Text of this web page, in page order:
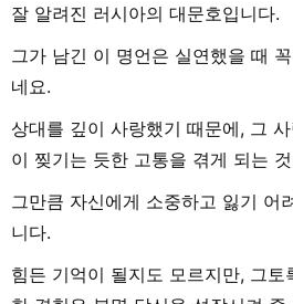
잘 알려진 러시아의 대문호입니다.
그가 남긴 이 명언은 실연했을 때
네요.
상대를 깊이 사랑했기 때문에, 그
이 찢기는 듯한 고통을 겪게 되는
그만큼 자신에게 소중하고 잃기 어
니다.
힘든 기억이 될지도 모르지만, 그